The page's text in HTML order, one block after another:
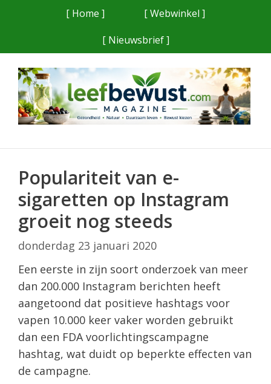
[ Home ]
[ Webwinkel ]
[ Nieuwsbrief ]
Populariteit van e-
sigaretten op Instagram
groeit nog steeds
donderdag 23 januari 2020
Een eerste in zijn soort onderzoek van meer
dan 200.000 Instagram berichten heeft
aangetoond dat positieve hashtags voor
vapen 10.000 keer vaker worden gebruikt
dan een FDA voorlichtingscampagne
hashtag, wat duidt op beperkte effecten van
de campagne.